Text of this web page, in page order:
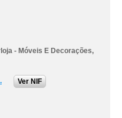
- Móveis E Decorações,
Ver NIF